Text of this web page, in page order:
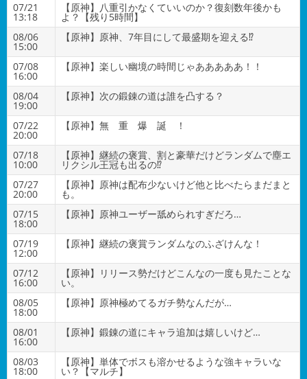
07/21
13:18
【原神】八重引かなくていいのか？復刻数年後かも
よ？【残り5時間】
08/06
15:00
【原神】原神、7年目にして最盛期を迎える⁉
07/08
16:00
【原神】楽しい幽境の時間じゃあああああ！！
08/04
19:00
【原神】次の鍛錬の道は誰を凸する？
07/22
20:00
【原神】無 重 爆 誕 ！
07/18
10:00
【原神】継続の褒賞、割と豪華だけどランダムで塵エ
リクシル王冠も出るの⁉
07/27
20:00
【原神】原神は配布少ないけど他と比べたらまだまと
も。
07/15
18:00
【原神】原神ユーザー舐められすぎだろ…
07/19
12:00
【原神】継続の褒賞ランダムなのふざけんな！
07/12
16:00
【原神】リリース勢だけどこんなの一度も見たことな
い。
08/05
18:00
【原神】原神極めてるガチ勢なんだが…
08/01
16:00
【原神】鍛錬の道にキャラ追加は嬉しいけど…
08/03
18:00
【原神】単体でボスも溶かせるような強キャラいな
い？【マルチ】